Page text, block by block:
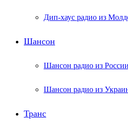
Дип-хаус радио из
Шансон
Шансон радио из России
Шансон радио из
Транс